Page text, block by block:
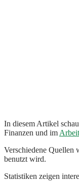
In diesem Artikel
Finanzen und im
Verschiedene Quellen
benutzt wird.
Statistiken zeigen